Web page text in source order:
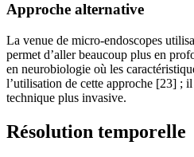
Approche alternative
La venue de micro-endoscopes
permet d’aller beaucoup plus en
en neurobiologie où les
l’utilisation de cette approche [23] ; il
technique plus invasive.
Résolution temporelle